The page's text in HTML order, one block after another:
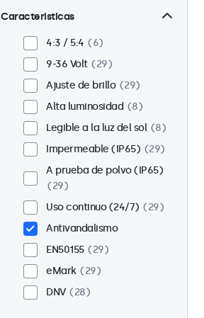
Caracteristicas
4:3 / 5:4
6
9-36 Volt
29
Ajuste de brillo
29
Alta luminosidad
8
Legible a la luz del sol
8
Impermeable (IP65)
29
A prueba de polvo (IP65)
29
Uso continuo (24/7)
29
Antivandalismo
EN50155
29
eMark
29
DNV
28